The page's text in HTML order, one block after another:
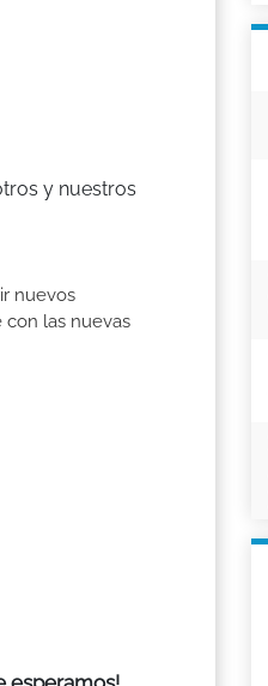
y nuestros
nuevos
con las nuevas